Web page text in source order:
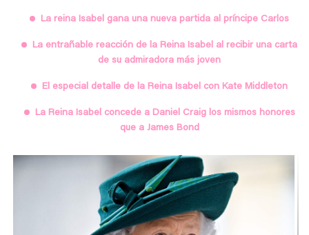
La reina Isabel gana una nueva partida al príncipe Carlos
La entrañable reacción de la Reina Isabel al recibir una carta
de su admiradora más joven
El especial detalle de la Reina Isabel con Kate Middleton
La Reina Isabel concede a Daniel Craig los mismos honores
que a James Bond